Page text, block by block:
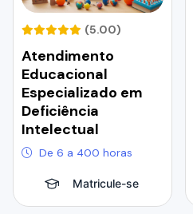
(5.00)
Atendimento
Educacional
Especializado em
Deficiência
Intelectual
De 6 a 400 horas
Matricule-se